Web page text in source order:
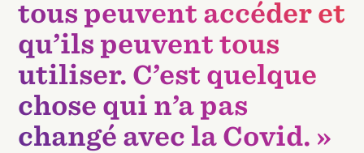
tous peuvent accéder et
qu’ils peuvent tous
utiliser. C’est quelque
chose qui n’a pas
changé avec la Covid. »